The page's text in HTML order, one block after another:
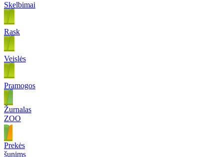
Skelbimai
Rask
Veislės
Pramogos
Žurnalas
ZOO
Prekės
šunims